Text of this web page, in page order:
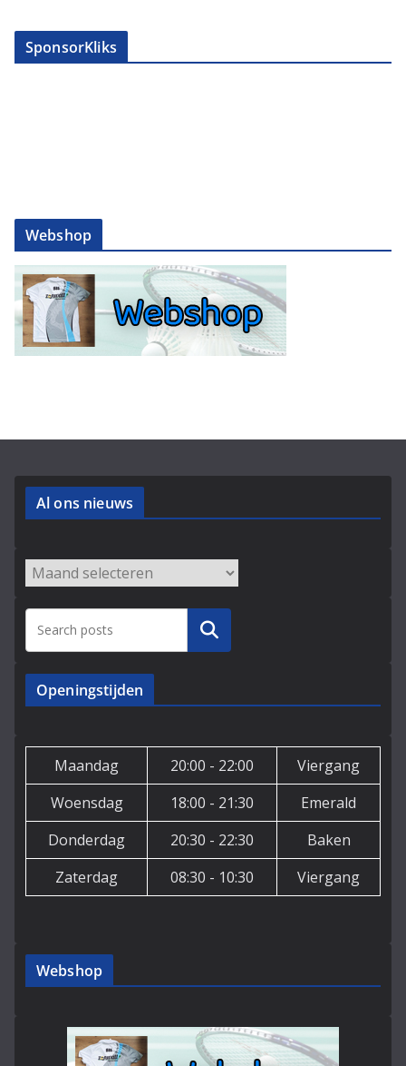
SponsorKliks
Webshop
Al ons nieuws
Archieven
Zoeken
Openingstijden
Maandag 20:00 - 22:00
Viergang
Woensdag
18:00 - 21:30
Emerald
Donderdag
20:30 - 22:30
Baken
Zaterdag
08:30 - 10:30 Viergang
Webshop